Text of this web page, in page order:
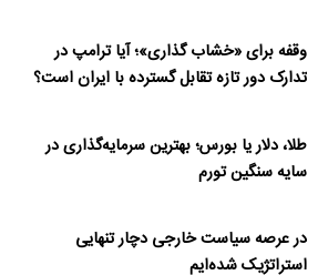
وقفه برای «خشاب گذاری»؛ آیا ترامپ در
تدارک دور تازه تقابل گسترده با ایران است؟
طلا، دلار یا بورس؛ بهترین سرمایه‌گذاری در
سایه سنگین تورم
در عرصه سیاست خارجی دچار تنهایی
استراتژیک شده‌ایم